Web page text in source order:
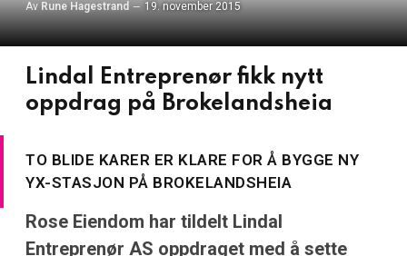
Av Rune Hagestrand 19. november 2015
Lindal Entreprenør fikk nytt
oppdrag på Brokelandsheia
TO BLIDE KARER ER KLARE FOR Å BYGGE NY
YX-STASJON PÅ BROKELANDSHEIA
Rose Eiendom har tildelt Lindal
Entreprenør AS oppdraget med å sette